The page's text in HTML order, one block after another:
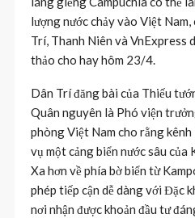
lượng nước chảy vào Việt
Trí, Thanh Niên và VnExpress
thảo cho hay hôm 23/4.
Dân Trí đăng bài của Thiếu
Quân nguyên là Phó viện
phòng Việt Nam cho rằng kênh
vụ một cảng biển nước sâu của
Xa hơn về phía bờ biển từ
phép tiếp cận dễ dàng với Đặc
nơi nhận được khoản đầu tư